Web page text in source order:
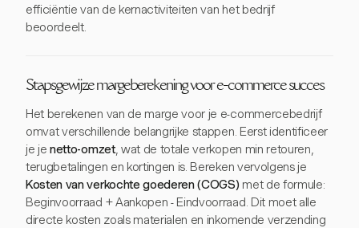
efficiëntie van de kernactiviteiten van het bedrijf
beoordeelt.
Stapsgewijze margeberekening voor e-commerce succes
Het berekenen van de marge voor je e-commercebedrijf
omvat verschillende belangrijke stappen. Eerst identificeer
je jenetto-omzet, wat de totale verkopen min retouren,
terugbetalingen en kortingen is. Bereken vervolgens je
Kosten van verkochte goederen (COGS)met de formule:
Beginvoorraad + Aankopen - Eindvoorraad. Dit moet alle
directe kosten zoals materialen en inkomende verzending